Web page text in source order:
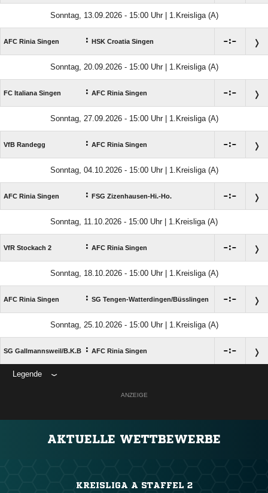
Sonntag, 13.09.2026 - 15:00 Uhr | 1.Kreisliga (A)
AFC Rinia Singen : HSK Croatia Singen :
Sonntag, 20.09.2026 - 15:00 Uhr | 1.Kreisliga (A)
FC Italiana Singen : AFC Rinia Singen :
Sonntag, 27.09.2026 - 15:00 Uhr | 1.Kreisliga (A)
VfB Randegg : AFC Rinia Singen :
Sonntag, 04.10.2026 - 15:00 Uhr | 1.Kreisliga (A)
AFC Rinia Singen : FSG Zizenhausen-Hi.-Ho. :
Sonntag, 11.10.2026 - 15:00 Uhr | 1.Kreisliga (A)
VfR Stockach 2 : AFC Rinia Singen :
Sonntag, 18.10.2026 - 15:00 Uhr | 1.Kreisliga (A)
AFC Rinia Singen : SG Tengen-Watterdingen/​Büsslingen :
Sonntag, 25.10.2026 - 15:00 Uhr | 1.Kreisliga (A)
SG Gallmannsweil/​B.K.B : AFC Rinia Singen :
Legende
ANZEIGE
AKTUELLE WETTBEWERBE
KREISLIGA A STAFFEL 2